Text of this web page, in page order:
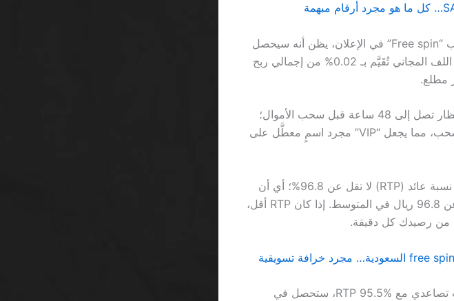
ثانيًا، لا تمنح نفسك “هدايا” مجانية. عندما يرى اللاعب “Free spin” في الإعلان، يظن أنه سيحصل
على لولو من دون أي تكلفة، لكن الحقيقة أن قيمة اللف المجاني تُقَيَّم بـ 0.02% من إجمالي ربح
ثالثًا، لا تثق في أنظمة “VIP” التي تُعِدّ لك فترات انتظار تصل إلى 48 ساعة قبل سحب الأموال؛
فالإجراءات تكلف الشركة 0.03% من كل رصيد يُسحب، مما يجعل “VIP” مجرد اسمٍ معطَّل على
وأخيرًا، عند اختيار الكازينو، استهدف تلك التي تُقدِّم نسبة عائد (RTP) لا تقل عن 96.8%؛ أي أن
كل 100 ريال تتراكم فيها ستحصل على ما لا يقل عن 96.8 ريال في المتوسط. إذا كان RTP أقل،
مثال عملي: إذا وضعت 200 ريال في لعبة جاكبوت تصاعدي مع RTP 95.5%، ستحصل في